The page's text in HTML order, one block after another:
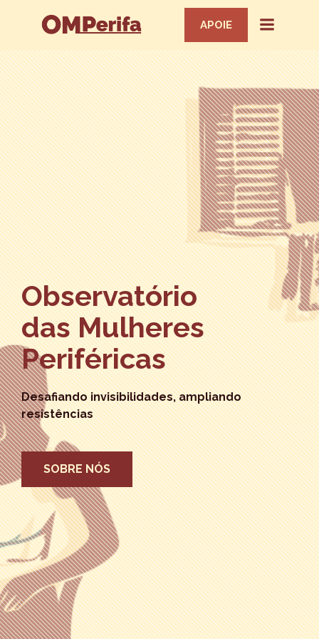
APOIE
Observatório
das Mulheres
Periféricas
Desafiando invisibilidades, ampliando
resistências
SOBRE NÓS